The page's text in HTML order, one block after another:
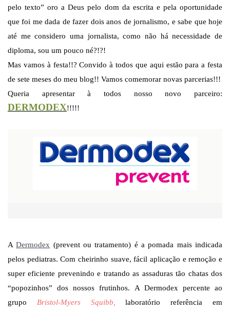
pelo texto” oro a Deus pelo dom da escrita e pela oportunidade
que foi me dada de fazer dois anos de jornalismo, e sabe que hoje
até me considero uma jornalista, como não há necessidade de
diploma, sou um pouco né?!?!
Mas vamos à festa!!? Convido à todos que aqui estão para a festa
de sete meses do meu blog!! Vamos comemorar novas parcerias!!!
Queria apresentar à todos nosso novo parceiro:
DERMODEX!!!!!
ADermodex (prevent ou tratamento) é a pomada mais indicada
pelos pediatras. Com cheirinho suave, fácil aplicação e remoção e
super eficiente prevenindo e tratando as assaduras tão chatas dos
“popozinhos” dos nossos frutinhos. A Dermodex percente ao
grupo Bristol-Myers Squibb,laboratório referência em